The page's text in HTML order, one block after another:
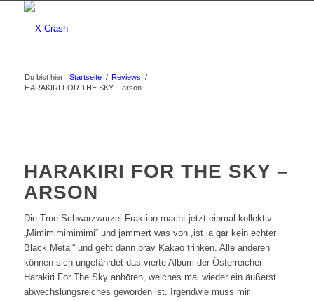
Du bist hier: Startseite / Reviews /
HARAKIRI FOR THE SKY – arson
HARAKIRI FOR THE SKY –
ARSON
Die True-Schwarzwurzel-Fraktion macht jetzt einmal kollektiv
„Mimimimimimimi“ und jammert was von „ist ja gar kein echter
Black Metal“ und geht dann brav Kakao trinken. Alle anderen
können sich ungefährdet das vierte Album der Österreicher
Harakiri For The Sky anhören, welches mal wieder ein äußerst
abwechslungsreiches geworden ist. Irgendwie muss mir